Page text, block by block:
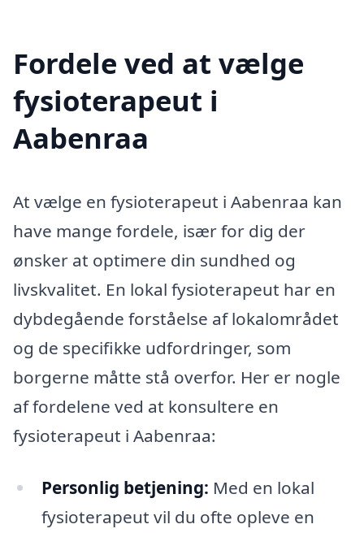
Fordele ved at vælge
fysioterapeut i
Aabenraa
At vælge en fysioterapeut i Aabenraa kan
have mange fordele, især for dig der
ønsker at optimere din sundhed og
livskvalitet. En lokal fysioterapeut har en
dybdegående forståelse af lokalområdet
og de specifikke udfordringer, som
borgerne måtte stå overfor. Her er nogle
af fordelene ved at konsultere en
fysioterapeut i Aabenraa:
Personlig betjening: Med en lokal
fysioterapeut vil du ofte opleve en